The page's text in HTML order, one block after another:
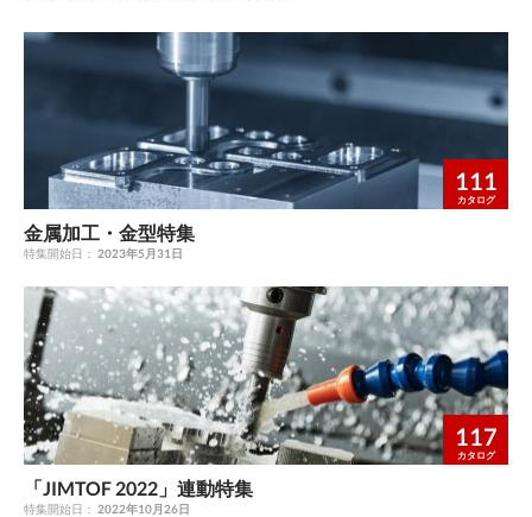
111
カタログ
金属加工・金型特集
特集開始日： 2023年5月31日
117
カタログ
「JIMTOF 2022」連動特集
特集開始日： 2022年10月26日